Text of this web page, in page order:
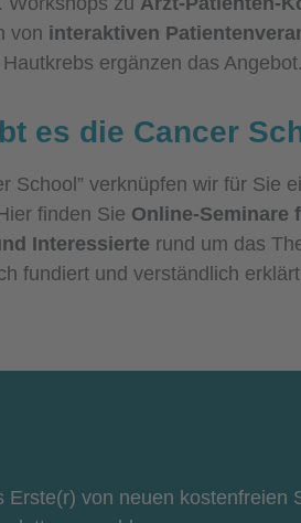
von interaktiven
ergänzen das Angebot.
es die Cancer
School” verknüpfen wir für Sie
finden Sie Online-Seminare
Interessierte rund um das
fundiert und verständlich
Erste(r) von neuen kostenfreien